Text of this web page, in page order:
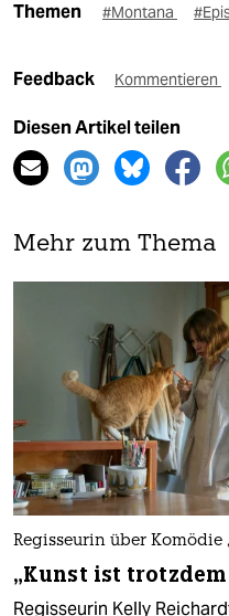
Themen #Montana
Feedback Kommentieren
Diesen Artikel teilen
Mehr zum Thema
Regisseurin über Komödie
„Kunst ist
Regisseurin Kelly